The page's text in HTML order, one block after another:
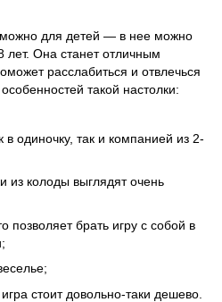
для детей — в нее можно
лет. Она станет отличным
расслабиться и отвлечься
такой настолки:
в одиночку, так и компанией из 2-
из колоды выглядят очень
позволяет брать игру с собой в
стоит довольно-таки дешево.